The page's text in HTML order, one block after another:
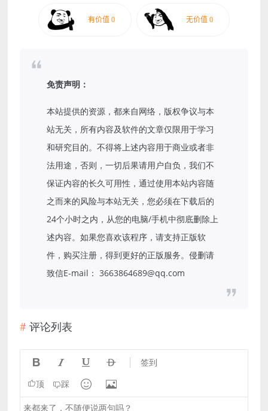
免责声明：
本站提供的资源，都来自网络，版权争议与本
站无关，所有内容及软件的文章仅限用于学习
和研究目的。不得将上述内容用于商业或者非
法用途，否则，一切后果请用户自负，我们不
保证内容的长久可用性，通过使用本站内容随
之而来的风险与本站无关，您必须在下载后的
24个小时之内，从您的电脑/手机中彻底删除上
述内容。如果您喜欢该程序，请支持正版软
件，购买注册，得到更好的正版服务。侵删请
致信E-mail： 3663864689@qq.com
评论列表
    签到
顶 踩  